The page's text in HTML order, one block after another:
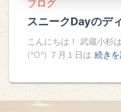
ブログ
スニークDayのデ
こんにちは！ 武蔵小杉
(^O^) ７月１日は 続き